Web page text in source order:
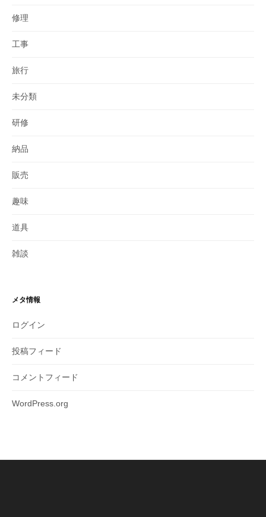
修理
工事
旅行
未分類
研修
納品
販売
趣味
道具
雑談
メタ情報
ログイン
投稿フィード
コメントフィード
WordPress.org